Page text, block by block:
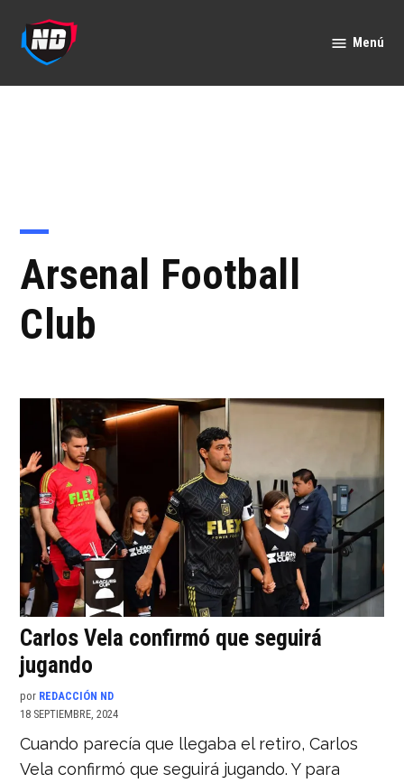
contenido
Menú
Arsenal Football
Club
Carlos Vela confirmó que seguirá
jugando
por REDACCIÓN ND
18 SEPTIEMBRE, 2024
Cuando parecía que llegaba el retiro, Carlos
Vela confirmó que seguirá jugando. Y para